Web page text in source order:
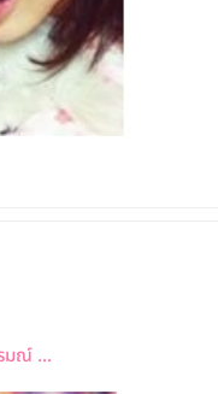
มณ์ ...